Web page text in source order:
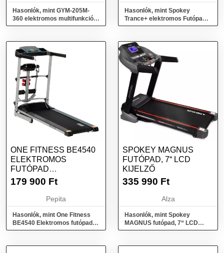
Hasonlók, mint GYM-205M-
360 elektromos multifunkciós
futópad, teherbírás 100 kg....
Hasonlók, mint Spokey
Trance+ elektromos Futópad
masszázsövvel, automata
ONE FITNESS BE4540
ELEKTROMOS
FUTÓPAD
MASSZÍROZÓVAL
179 900 Ft
Pepita
Hasonlók, mint One Fitness
BE4540 Elektromos futópad
masszírozóval
SPOKEY MAGNUS
FUTÓPAD, 7“ LCD
KIJELZŐ
335 990 Ft
Alza
Hasonlók, mint Spokey
MAGNUS futópad, 7“ LCD
kijelző